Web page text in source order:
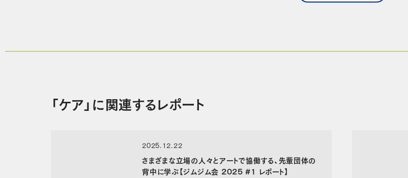
「ケア」に関連するレポート
2025.12.22
さまざまな立場の人々とアートで協働する、先輩団体の
背中に学ぶ【ジムジム会 2025 #1 レポート】